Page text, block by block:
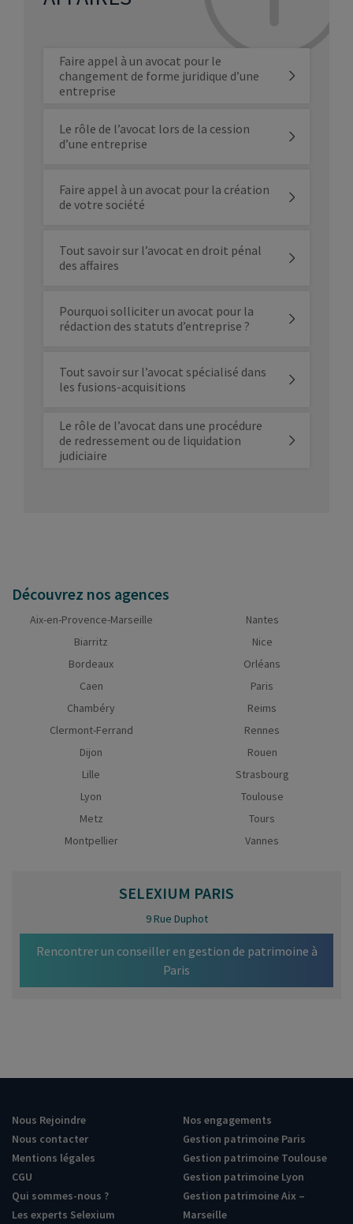
Faire appel à un avocat pour le
changement de forme juridique d’une
entreprise
Le rôle de l’avocat lors de la cession
d’une entreprise
Faire appel à un avocat pour la création
de votre société
Tout savoir sur l’avocat en droit pénal
des affaires
Pourquoi solliciter un avocat pour la
rédaction des statuts d’entreprise ?
Tout savoir sur l’avocat spécialisé dans
les fusions-acquisitions
Le rôle de l’avocat dans une procédure
de redressement ou de liquidation
judiciaire
Découvrez nos agences
Aix-en-Provence-Marseille
Biarritz
Bordeaux
Caen
Chambéry
Clermont-Ferrand
Dijon
Lille
Lyon
Metz
Montpellier
Nantes
Nice
Orléans
Paris
Reims
Rennes
Rouen
Strasbourg
Toulouse
Tours
Vannes
SELEXIUM PARIS
9 Rue Duphot
Rencontrer un conseiller en gestion de patrimoine à
Paris
Nous Rejoindre
Nous contacter
Mentions légales
CGU
Qui sommes-nous ?
Les experts Selexium
Nos engagements
Gestion patrimoine Paris
Gestion patrimoine Toulouse
Gestion patrimoine Lyon
Gestion patrimoine Aix –
Marseille